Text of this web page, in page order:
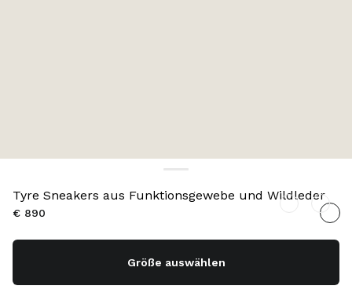
Tyre Sneakers aus Funktionsgewebe und Wildleder
€ 890
Größe auswählen